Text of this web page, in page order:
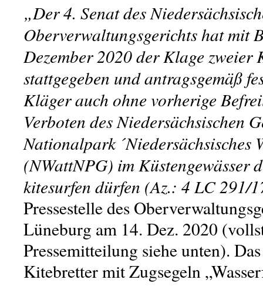
„Der 4. Senat des
Oberverwaltungsgerichts hat mit
Dezember 2020 der Klage zweier
stattgegeben und antragsgemäß
Kläger auch ohne vorherige
Verboten des Niedersächsischen
Nationalpark ´Niedersächsisches
(NWattNPG) im Küstengewässer
kitesurfen dürfen (Az.: 4 LC 291/
Pressestelle des
Lüneburg am 14. Dez. 2020
Pressemitteilung siehe unten).
Kitebretter mit Zugsegeln